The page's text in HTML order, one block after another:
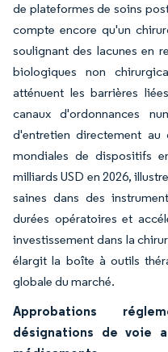
de plateformes de soins
compte encore qu'un
soulignant des lacunes en
biologiques non
atténuent les barrières
canaux d'ordonnances
d'entretien directement au
mondiales de dispositifs
milliards USD en 2026,
saines dans des
durées opératoires et
investissement dans la
élargit la boîte à outils
globale du marché.
Approbations
désignations de voie